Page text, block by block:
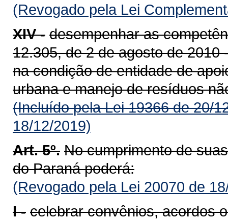
(Revogado pela Lei
XIV - desempenhar as
12.305, de 2 de agosto de
na condição de entidade de
urbana e manejo de resíduos
(Incluído pela Lei 19366 de 20/
18/12/2019)
Art. 5º. No cumprimento de
do Paraná poderá:
(Revogado pela Lei 20070 de
I - celebrar convênios, acordos